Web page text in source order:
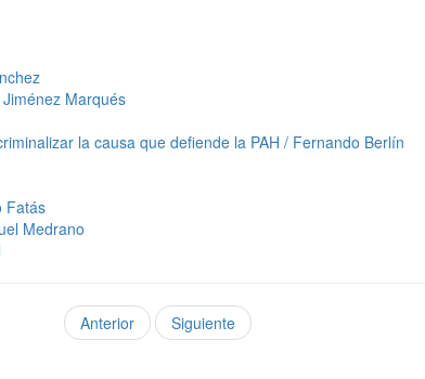
Marqués
la causa que defiende la PAH / Fernando Berlín
Fatás
Medrano
Anterior Siguiente